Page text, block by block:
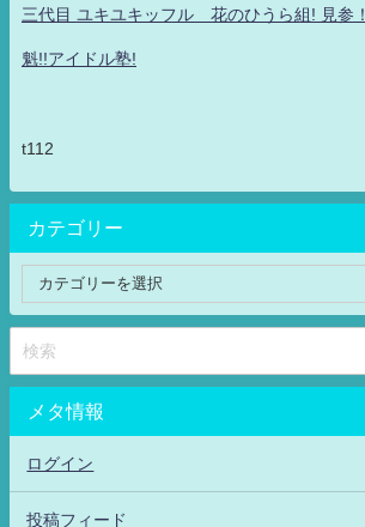
三代目 ユキユキッフル 花のひうら組! 見参！
魁!!アイドル塾!
t112
カテゴリー
メタ情報
ログイン
投稿フィード